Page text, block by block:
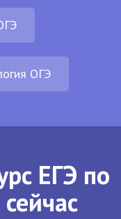
ОГЭ
ЕГЭ по